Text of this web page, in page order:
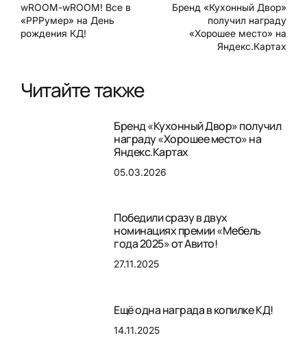
wROOM-wROOM! Все в
«РРРумер» на День
рождения КД!
Бренд «Кухонный Двор»
получил награду
«Хорошее место» на
Яндекс.Картах
Читайте также
Бренд «Кухонный Двор» получил
награду «Хорошее место» на
Яндекс.Картах
05.03.2026
Победили сразу в двух
номинациях премии «Мебель
года 2025» от Авито!
27.11.2025
Ещё одна награда в копилке КД!
14.11.2025